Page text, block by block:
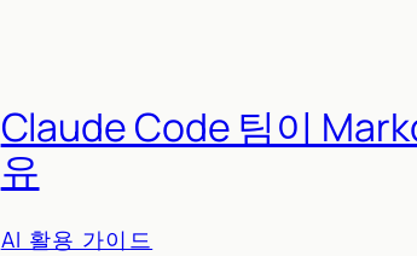
Claude Code 팀이
유
AI 활용 가이드